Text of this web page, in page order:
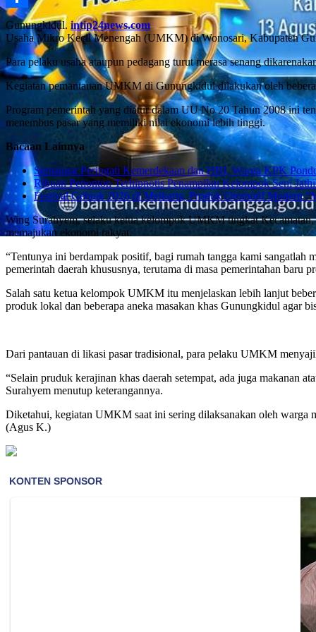
Share
Gunungkidul. intip24news.com
Usaha Mikro Kecil Menengah (UMKM) di Wonosari, Kabupaten
Para pelaku usaha ataupun pedagang turut merasa senang
Kegiatan pemantauan UMKM di Gunungkidul dilakukan oleh
Program pemerintah yang diatur dalam UU No 20 Tahun 2008 ini
menembus pasar yang memiliki nilai ekonomi lebih tinggi.
Bacaan Lainnya
Semangat Peringati Kemerdekaan dan HBI, Warga KPK
Ribuan Penonton Terhipnotis Penampilan Kelompok Seni
Festival Gebrak 2026 di Meikarta, Produk Otomotif Modern
Wing Surahyem, selaku ketua kelompok UMKM tingkat
memajukan ekonomi rakyat.
“Tentunya ini berdampak positif, bagi rumah tangga kami sangatlah
pemerintah daerah khususnya, terutama di masa pemerintahan baru
Salah satu ketua kelompok UMKM itu menjelaskan lebih lanjut
produk lokal dan beberapa aneka masakan khas Gunungkidul agar
Dari pantauan di likasi pasar tradisional, para pelaku UMKM
“Selain pruduk kerajinan khas daerah setempat, ada juga
Surahyem menutup keterangannya.
Diketahui, kegiatan UMKM saat ini sering dilaksanakan oleh warga
(Agus K.)